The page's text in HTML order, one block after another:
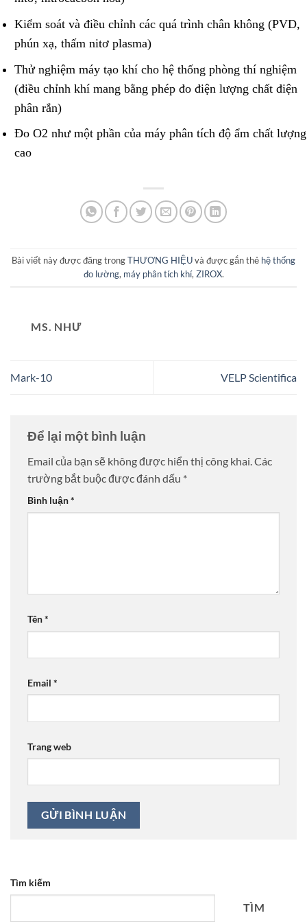
Kiểm soát và điều chỉnh các quá trình chân không (PVD,
phún xạ, thấm nitơ plasma)
Thử nghiệm máy tạo khí cho hệ thống phòng thí nghiệm
(điều chỉnh khí mang bằng phép đo điện lượng chất điện
phân rắn)
Đo O2 như một phần của máy phân tích độ ẩm chất lượng
cao
Bài viết này được đăng trongTHƯƠNG HIỆUvà được gắn thẻ hệ thống
đo lường, máy phân tích khí,ZIROX.
MS. NHƯ
Mark-10 VELP Scientifica
Để lại một bình luận
Email của bạn sẽ không được hiển thị công khai.Các
trường bắt buộc được đánh dấu *
Bình luận*
Tên*
Email *
Trang web
Tìm kiếm
TÌM